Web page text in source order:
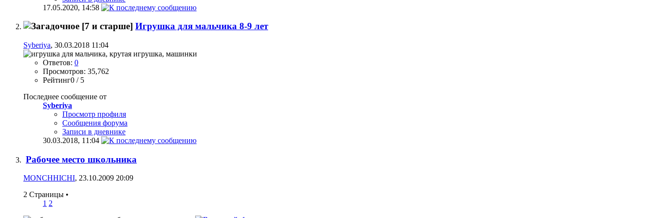
17.05.2020, 14:58
[7 и старше] Игрушка для мальчика 8-9 лет
Syberiya, 30.03.2018 11:04
Ответов: 0
Просмотров: 35,762
Рейтинг0 / 5
Последнее сообщение от
Syberiya
Просмотр профиля
Сообщения форума
Записи в дневнике
30.03.2018, 11:04
Рабочее место школьника
MONCHHICHI, 23.10.2009 20:09
2 Страницы •
1 2